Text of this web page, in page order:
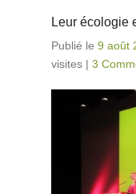
Leur écologie
Publié le 9 août
visites | 3